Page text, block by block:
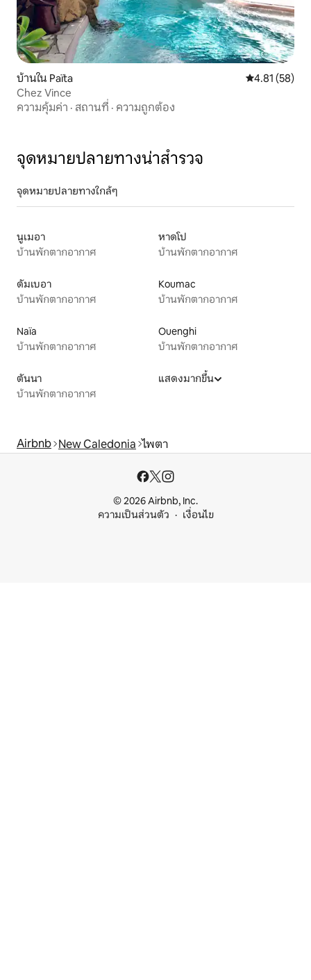
บ้านใน Païta คะแนนเฉลี่ย
4.81 (58)
Chez Vince
ความคุ้มค่า · สถานที่ · ความถูกต้อง
จุดหมายปลายทางน่าสำรวจ
จุดหมายปลายทางใกล้ๆ
นูเมอา
บ้านพักตากอากาศ
หาดโป
บ้านพักตากอากาศ
ดัมเบอา
บ้านพักตากอากาศ
Koumac
บ้านพักตากอากาศ
Naïa
บ้านพักตากอากาศ
Ouenghi
บ้านพักตากอากาศ
ตันนา
บ้านพักตากอากาศ
แสดงมากขึ้น
Airbnb New Caledonia ไพตา
© 2026 Airbnb, Inc.
ความเป็นส่วนตัว
เงื่อนไข